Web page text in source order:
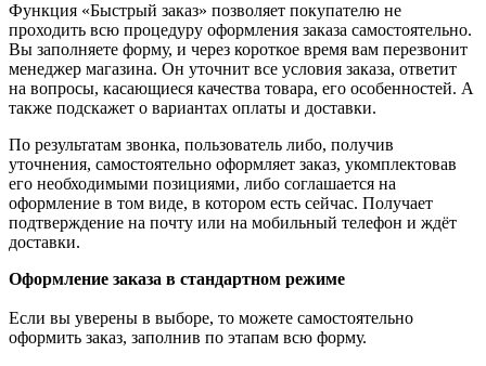
Функция «Быстрый заказ» позволяет покупателю не
проходить всю процедуру оформления заказа самостоятельно.
Вы заполняете форму, и через короткое время вам перезвонит
менеджер магазина. Он уточнит все условия заказа, ответит
на вопросы, касающиеся качества товара, его особенностей. А
также подскажет о вариантах оплаты и доставки.
По результатам звонка, пользователь либо, получив
уточнения, самостоятельно оформляет заказ, укомплектовав
его необходимыми позициями, либо соглашается на
оформление в том виде, в котором есть сейчас. Получает
подтверждение на почту или на мобильный телефон и ждёт
доставки.
Оформление заказа в стандартном режиме
Если вы уверены в выборе, то можете самостоятельно
оформить заказ, заполнив по этапам всю форму.